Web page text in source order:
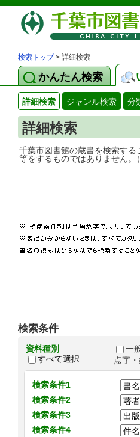
検索トップ> 詳細検索
かんたん検索
詳細検索 ジャンル検索 分
詳細検索
千葉市図書館の蔵
等をするものではありません。）
検索条件
資料種別
すべて選択
一
点字
検索条件1
検索条件2
検索条件3
検索条件4